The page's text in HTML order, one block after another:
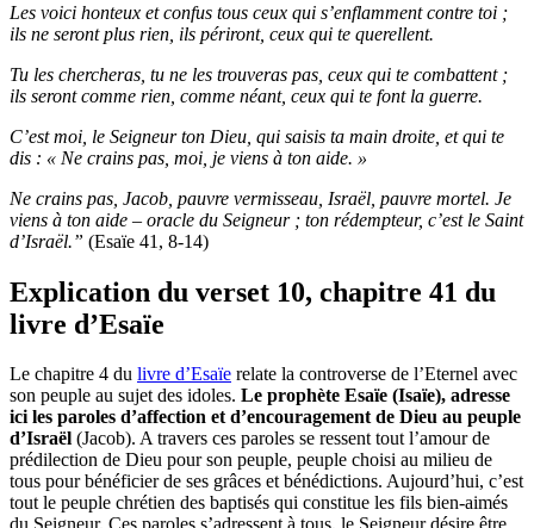
Les voici honteux et confus tous ceux qui s’enflamment contre toi ;
ils ne seront plus rien, ils périront, ceux qui te querellent.
Tu les chercheras, tu ne les trouveras pas, ceux qui te combattent ;
ils seront comme rien, comme néant, ceux qui te font la guerre.
C’est moi, le Seigneur ton Dieu, qui saisis ta main droite, et qui te
dis : « Ne crains pas, moi, je viens à ton aide. »
Ne crains pas, Jacob, pauvre vermisseau, Israël, pauvre mortel. Je
viens à ton aide – oracle du Seigneur ; ton rédempteur, c’est le Saint
d’Israël.” (Esaïe 41, 8-14)
Explication du verset 10, chapitre 41 du
livre d’Esaïe
Le chapitre 4 du livre d’Esaïe relate la controverse de l’Eternel avec
son peuple au sujet des idoles. Le prophète Esaïe (Isaïe), adresse
ici les paroles d’affection et d’encouragement de Dieu au peuple
d’Israël (Jacob). A travers ces paroles se ressent tout l’amour de
prédilection de Dieu pour son peuple, peuple choisi au milieu de
tous pour bénéficier de ses grâces et bénédictions. Aujourd’hui, c’est
tout le peuple chrétien des baptisés qui constitue les fils bien-aimés